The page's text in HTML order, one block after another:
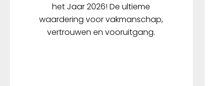
het Jaar 2026! De ultieme
waardering voor vakmanschap,
vertrouwen en vooruitgang.